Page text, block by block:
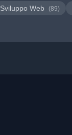
Sviluppo Web (89)